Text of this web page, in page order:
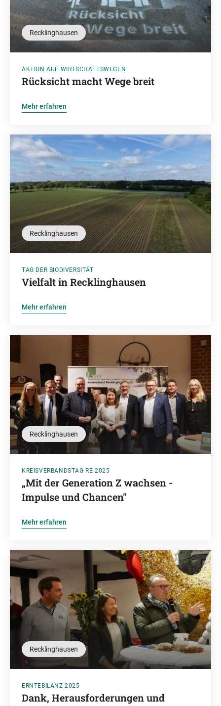
Recklinghausen
AKTION AUF WIRTSCHAFTSWEGEN
Rücksicht macht Wege breit
Mehr erfahren
Recklinghausen
TAG DER BIODIVERSITÄT
Vielfalt in Recklinghausen
Mehr erfahren
Recklinghausen
KREISVERBANDSTAG RE 2025
„Mit der Generation Z wachsen -
Impulse und Chancen"
Mehr erfahren
Recklinghausen
ERNTEBILANZ 2025
Dank, Herausforderungen und